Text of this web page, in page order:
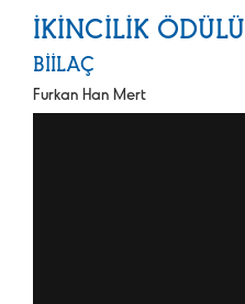
İKİNCİLİK ÖDÜLÜ
BİİLAÇ
Furkan Han Mert